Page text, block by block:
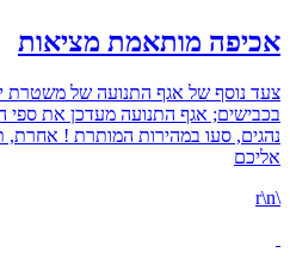
מותאמת מציאות
של אגף התנועה של משטרת ישראל
אגף התנועה מעדכן את ספי
סעו במהירות המותרת ! אחרת, תתועדו